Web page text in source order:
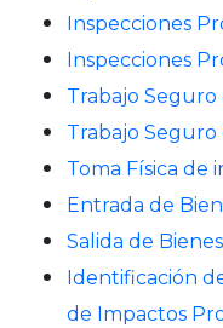
Inspecciones
Inspecciones
Trabajo Seguro
Trabajo
Toma Física de
Entrada de
Salida de
Identificación
de Impactos